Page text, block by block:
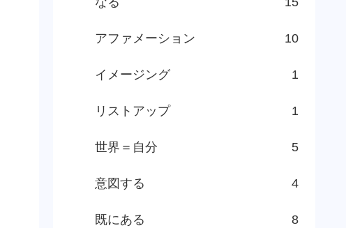
アファメーション 10
イメージング 1
リストアップ 1
世界＝自分 5
意図する 4
既にある 8